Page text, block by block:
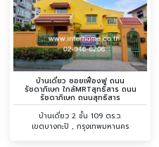
บ้านเดี่ยว ซอยเฟื่องฟู ถนน
รัชดาภิเษก ใกล้MRTสุทธิสาร ถนน
รัชดาภิเษก ถนนสุทธิสาร
บ้านเดี่ยว 2 ชั้น 109 ตร.ว.
เขตบางกะปิ , กรุงเทพมหานคร